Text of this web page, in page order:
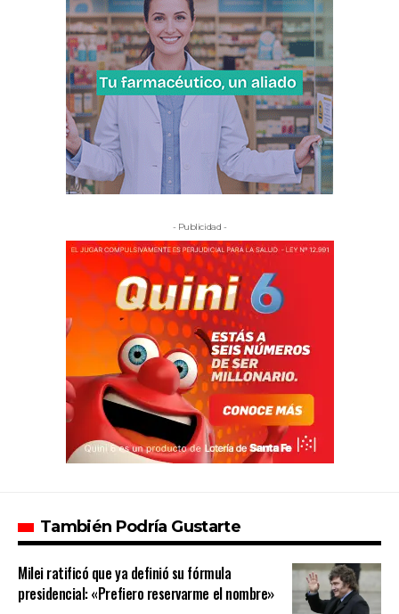
- Publicidad -
También Podría Gustarte
Milei ratificó que ya definió su fórmula
presidencial: «Prefiero reservarme el nombre»